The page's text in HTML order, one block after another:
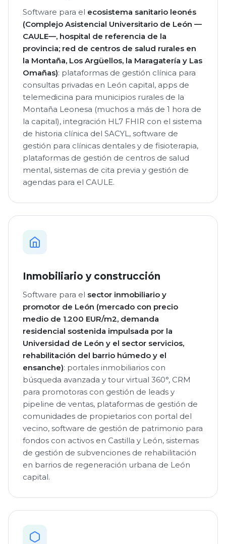
Software para el ecosistema sanitario leonés
(Complejo Asistencial Universitario de León —
CAULE—, hospital de referencia de la
provincia; red de centros de salud rurales en
la Montaña, Los Argüellos, la Maragatería y Las
Omañas): plataformas de gestión clínica para
consultas privadas en León capital, apps de
telemedicina para municipios rurales de la
Montaña Leonesa (muchos a más de 1 hora de
la capital), integración HL7 FHIR con el sistema
de historia clínica del SACYL, software de
gestión para clínicas dentales y de fisioterapia,
plataformas de gestión de centros de salud
mental, sistemas de cita previa y gestión de
agendas para el CAULE.
Inmobiliario y construcción
Software para el sector inmobiliario y
promotor de León (mercado con precio
medio de 1.200 EUR/m2, demanda
residencial sostenida impulsada por la
Universidad de León y el sector servicios,
rehabilitación del barrio húmedo y el
ensanche): portales inmobiliarios con
búsqueda avanzada y tour virtual 360°, CRM
para promotoras con gestión de leads y
pipeline de ventas, plataformas de gestión de
comunidades de propietarios con portal del
vecino, software de gestión de patrimonio para
fondos con activos en Castilla y León, sistemas
de gestión de subvenciones de rehabilitación
en barrios de regeneración urbana de León
capital.